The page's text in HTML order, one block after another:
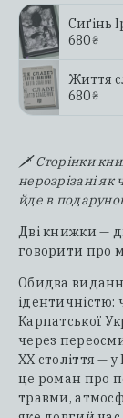
Сиґінь
680₴
Життя
680₴
🗡️ Cторінки
нерозрізані
йде в
Дві книжки —
говорити про
Обидва
ідентичністю:
Карпатської
через
ХХ століття —
це роман про
травми,